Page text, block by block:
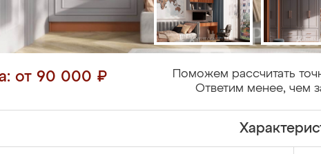
от 90 000 ₽
Поможем рассчитать
Ответим менее, чем